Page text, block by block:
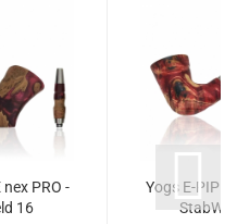
PRO -
16
Yogs E-PIPE